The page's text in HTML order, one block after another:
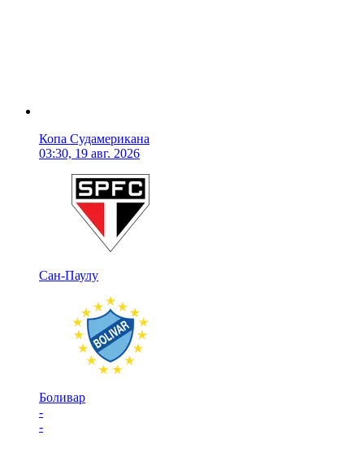
Копа Судамерикана
03:30, 19 авг. 2026
Сан-Паулу
Боливар
-
-